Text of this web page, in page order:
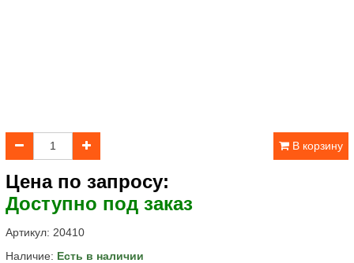
В корзину
Цена по запросу:
Доступно под заказ
Артикул: 20410
Наличие: Есть в наличии